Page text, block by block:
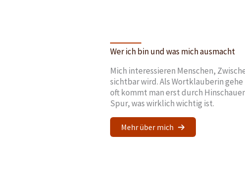
Wer ich bin und was mich ausmacht
Mich interessieren Menschen,
sichtbar wird. Als Wortklauberin
oft kommt man erst durch
Spur, was wirklich wichtig ist.
Mehr über mich